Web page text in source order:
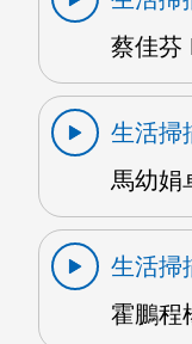
蔡佳芬
生活掃
馬幼娟
生活掃
霍鵬程